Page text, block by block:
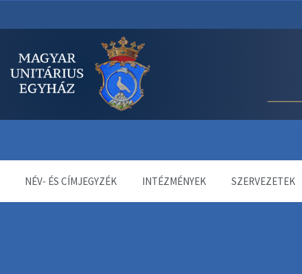
NÉV- ÉS CÍMJEGYZÉK INTÉZMÉNYEK SZERVEZETEK